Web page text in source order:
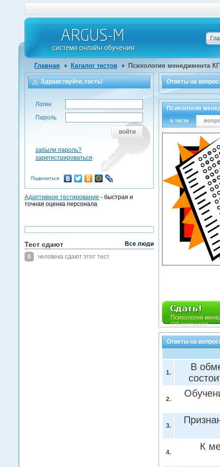
Главная Каталог тестов Психология менеджмента
Ответы на
Психология
о тесте
Психология
(20 вопросов)
Ответы на
1.
В
2.
3.
4.
К
Здравствуйте, гость!
Логин
Пароль
войти
забыли пароль?
зарегистрироваться
Поделиться
Адаптивное тестирование - быстрая и
точная оценка персонала
Тест сдают
Все люди
0
человека сдают этот тест